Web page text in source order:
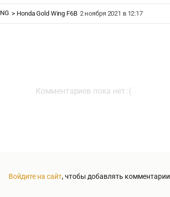
> Honda Gold Wing F6B 2 ноября 2021 в 12:17
Комментариев пока нет :(
Войдите на сайт, чтобы добавлять комментарии